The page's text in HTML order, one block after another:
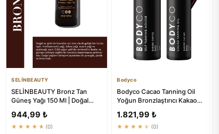
SELİNBEAUTY
SELİNBEAUTY Bronz Tan
Güneş Yağı 150 Ml | Doğal
944,99 ₺
★★★★★ (0)
Bodyco
Bodyco Cacao Tanning Oil
Yoğun Bronzlaştırıcı Kakao
1.821,99 ₺
★★★★★ (0)